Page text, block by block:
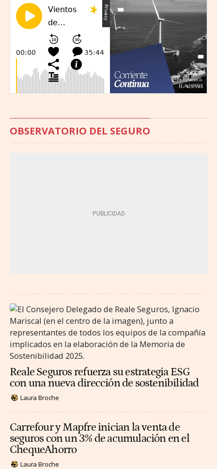
OBSERVATORIO DEL SEGURO
Reale Seguros refuerza su estrategia ESG
con una nueva dirección de sostenibilidad
Laura Broche
Carrefour y Mapfre inician la venta de
seguros con un 3% de acumulación en el
ChequeAhorro
Laura Broche